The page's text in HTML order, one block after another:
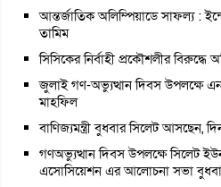
আন্তর্জাতিক অলিম্পিয়াডে সাফল্য :
তামিম
সিসিকের নির্বাহী প্রকৌশলীর
জুলাই গণ-অভ্যুত্থান দিবস উপলক্ষে
মাহফিল
বাণিজ্যমন্ত্রী বুধবার সিলেট আসছেন,
গণঅভ্যুত্থান দিবস উপলক্ষে সিলেট
এসোসিয়েশন এর আলোচনা সভা